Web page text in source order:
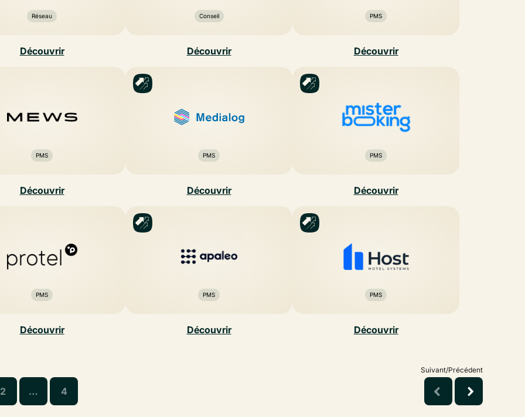
Réseau
Découvrir
Conseil
Découvrir
PMS
Découvrir
PMS
Découvrir
PMS
Découvrir
PMS
Découvrir
PMS
Découvrir
PMS
Découvrir
PMS
Découvrir
Suivant/Précédent
2 … 4